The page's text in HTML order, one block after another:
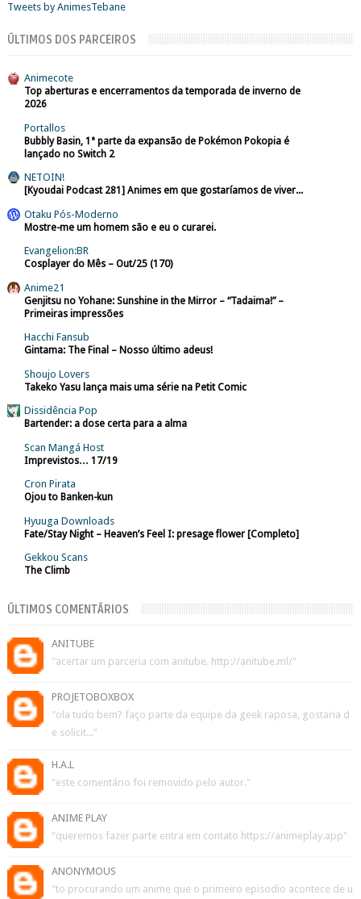
Tweets by AnimesTebane
ÚLTIMOS DOS PARCEIROS
Animecote
Top aberturas e encerramentos da temporada de inverno de
2026
Portallos
Bubbly Basin, 1ª parte da expansão de Pokémon Pokopia é
lançado no Switch 2
NETOIN!
[Kyoudai Podcast 281] Animes em que gostaríamos de viver...
Otaku Pós-Moderno
Mostre-me um homem são e eu o curarei.
Evangelion:BR
Cosplayer do Mês – Out/25 (170)
Anime21
Genjitsu no Yohane: Sunshine in the Mirror – “Tadaima!” –
Primeiras impressões
Hacchi Fansub
Gintama: The Final – Nosso último adeus!
Shoujo Lovers
Takeko Yasu lança mais uma série na Petit Comic
Dissidência Pop
Bartender: a dose certa para a alma
Scan Mangá Host
Imprevistos… 17/19
Cron Pirata
Ojou to Banken-kun
Hyuuga Downloads
Fate/Stay Night – Heaven’s Feel I: presage flower [Completo]
Gekkou Scans
The Climb
ÚLTIMOS COMENTÁRIOS
ANITUBE
"acertar um parceria com anitube. http://anitube.ml/"
PROJETOBOXBOX
"ola tudo bem? faço parte da equipe da geek raposa, gostaria d
e solicit..."
H.A.L
"este comentário foi removido pelo autor."
ANIME PLAY
"queremos fazer parte entra em contato https://animeplay.app"
ANONYMOUS
"to procurando um anime que o primeiro episodio acontece de u